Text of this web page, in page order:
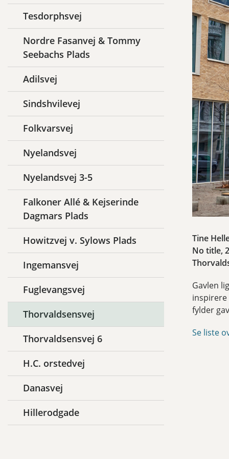
Tesdorphsvej
Nordre Fasanvej & Tommy
Seebachs Plads
Adilsvej
Sindshvilevej
Folkvarsvej
Nyelandsvej
Nyelandsvej 3-5
Falkoner Allé & Kejserinde
Dagmars Plads
Howitzvej v. Sylows Plads
Ingemansvej
Fuglevangsvej
Thorvaldsensvej
Thorvaldsensvej 6
H.C. orstedvej
Danasvej
Hillerodgade
Tine
No title,
Gavlen
inspirere
fylder
Se liste